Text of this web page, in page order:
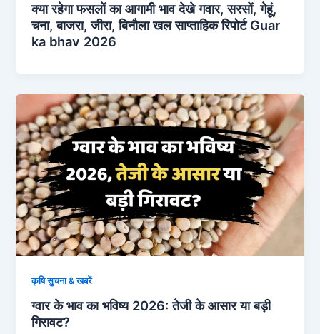
क्या रहेगा फसलों का आगामी भाव देखे गवार, सरसों, गेहूं,
चना, बाजरा, जीरा, बिनौला खल साप्ताहिक रिपोर्ट Guar
ka bhav 2026
कृषि सुचना & खबरें
ग्वार के भाव का भविष्य 2026: तेजी के आसार या बड़ी
गिरावट?